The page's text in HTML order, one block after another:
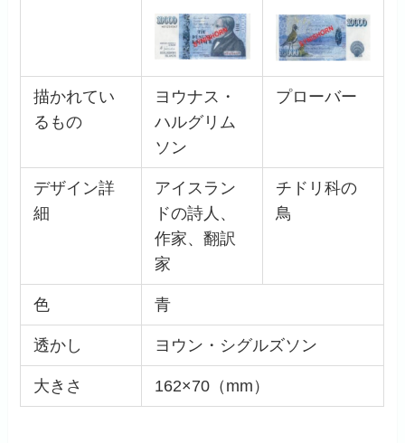
描かれてい
るもの
ヨウナス・
ハルグリム
ソン
プローバー
デザイン詳
細
アイスラン
ドの詩人、
作家、翻訳
家
チドリ科の
鳥
色 青
透かし ヨウン・シグルズソン
大きさ 162×70（mm）